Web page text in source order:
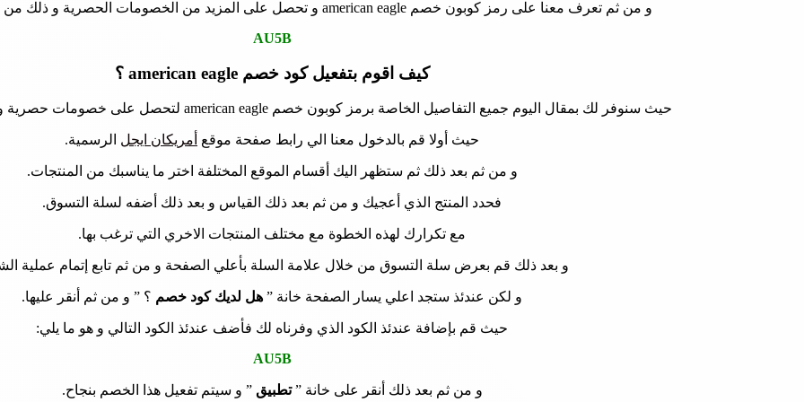
و من ثم تعرف معنا على رمز كوبون خصم american eagle و تحصل على المزيد من الخصومات الحصرية و ذلك من خلال الكود المقبل:
AU5B
كيف اقوم بتفعيل كود خصم american eagle ؟
حيث سنوفر لك بمقال اليوم جميع التفاصيل الخاصة برمز كوبون خصم american eagle لتحصل على خصومات حصرية و ذلك من خلال ما يلي:
حيث أولا قم بالدخول معنا الي رابط صفحة موقع أمريكان ايجل الرسمية.
و من ثم بعد ذلك ثم ستظهر اليك أقسام الموقع المختلفة اختر ما يناسبك من المنتجات.
فحدد المنتج الذي أعجيك و من ثم بعد ذلك القياس و بعد ذلك أضفه لسلة التسوق.
مع تكرارك لهذه الخطوة مع مختلف المنتجات الاخري التي ترغب بها.
و بعد ذلك قم بعرض سلة التسوق من خلال علامة السلة بأعلي الصفحة و من ثم تابع إتمام عملية
و لكن عندئذ ستجد اعلي يسار الصفحة خانة ” هل لديك كود خصم ؟ ” و من ثم أنقر عليها.
حيث قم بإضافة عندئذ الكود الذي وفرناه لك فأضف عندئذ الكود التالي و هو ما يلي:
AU5B
و من ثم بعد ذلك أنقر على خانة ”تطبيق ” و سيتم تفعيل هذا الخصم بنجاح.